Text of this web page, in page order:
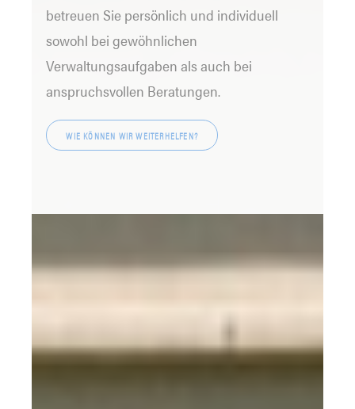
betreuen Sie persönlich und individuell
sowohl bei gewöhnlichen
Verwaltungsaufgaben als auch bei
anspruchsvollen Beratungen.
WIE KÖNNEN WIR WEITERHELFEN?